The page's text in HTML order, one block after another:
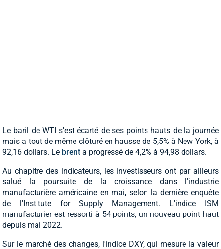
Le baril de WTI s'est écarté de ses points hauts de la journée
mais a tout de même clôturé en hausse de 5,5% à New York, à
92,16 dollars. Le brent a progressé de 4,2% à 94,98 dollars.
Au chapitre des indicateurs, les investisseurs ont par ailleurs
salué la poursuite de la croissance dans l'industrie
manufacturière américaine en mai, selon la dernière enquête
de l'Institute for Supply Management. L'indice ISM
manufacturier est ressorti à 54 points, un nouveau point haut
depuis mai 2022.
Sur le marché des changes, l'indice DXY, qui mesure la valeur